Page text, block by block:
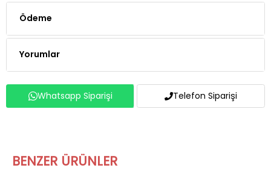
Ödeme
Yorumlar
Whatsapp Siparişi Telefon Siparişi
BENZER ÜRÜNLER